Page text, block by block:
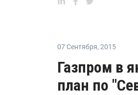
07 Сентября, 2015
Газпром в
план по